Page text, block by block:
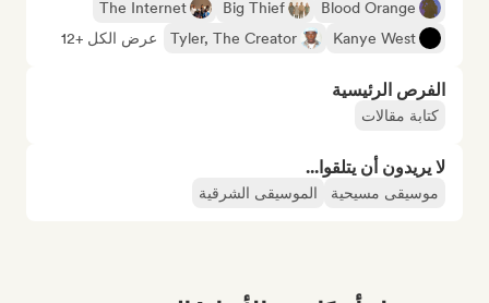
Blood Orange
Big Thief
The Internet
Kanye West
Tyler, The Creator عرض الكل +12
الفرص الرئيسية
كتابة مقالات
لا يريدون أن يتلقوا...
موسيقى مسيحية الموسيقى الشرقية